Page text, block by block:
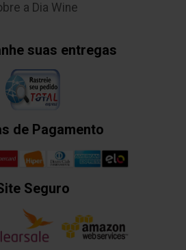
a Dia Wine
suas entregas
de Pagamento
Seguro